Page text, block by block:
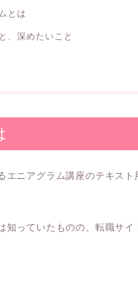
とは
、深めたいこと
エニアグラム講座のテキス
知っていたものの、転職サ